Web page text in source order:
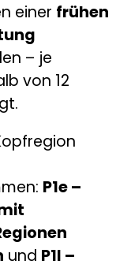
einer frühen
– je
von 12
P1e –
und P1l –